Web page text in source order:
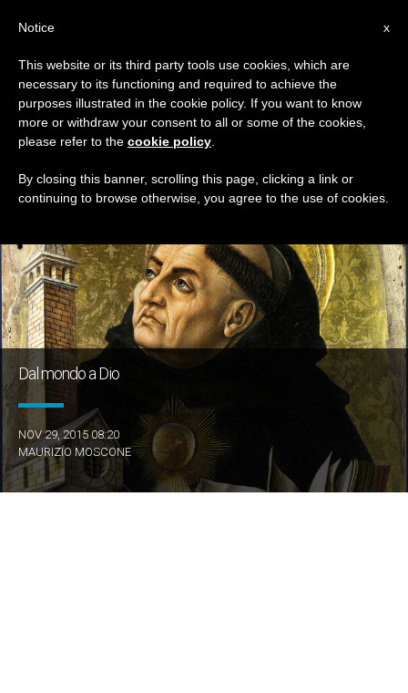
GIORNO
Novembre 29th, 2015
ULTIME NOTIZIE
Dal mondo a Dio
NOV 29, 2015 08:20
MAURIZIO MOSCONE
x
Notice
This website or its third party tools use cookies, which are
necessary to its functioning and required to achieve the
purposes illustrated in the cookie policy. If you want to know
more or withdraw your consent to all or some of the cookies,
please refer to the cookie policy
By closing this banner, scrolling this page, clicking a link or
continuing to browse otherwise, you agree to the use of cookies.